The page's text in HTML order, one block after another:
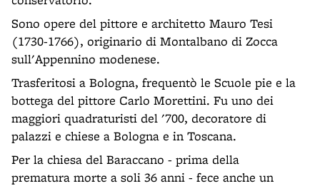
Sono opere del pittore e architetto Mauro Tesi
(1730-1766), originario di Montalbano di Zocca
sull'Appennino modenese.
Trasferitosi a Bologna, frequentò le Scuole pie e la
bottega del pittore Carlo Morettini. Fu uno dei
maggiori quadraturisti del '700, decoratore di
palazzi e chiese a Bologna e in Toscana.
Per la chiesa del Baraccano - prima della
prematura morte a soli 36 anni - fece anche un